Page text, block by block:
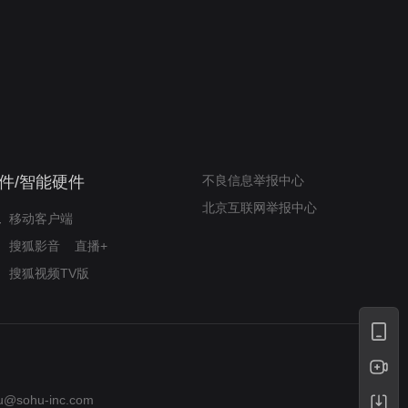
/智能硬件
移动客户端
搜狐影音
直播+
搜狐视频TV版
不良信息举报中心
北京互联网举报中心
inc.com